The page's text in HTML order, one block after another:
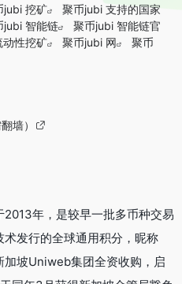
jubi 挖矿
聚币jubi 支持的国家
jubi 智能链
聚币jubi 智能链官
性挖矿 聚币jubi 网
聚币
墙）
年，是较早一批多币种交易
发行的全球通用积分，昵称
加坡Uniweb集团全资收购，启